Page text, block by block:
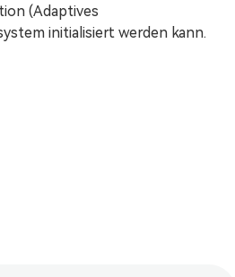
(Adaptives
initialisiert werden kann.